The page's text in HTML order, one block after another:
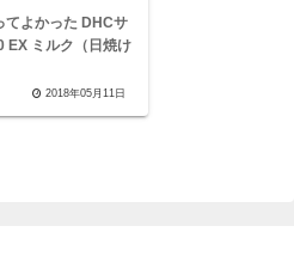
てよかった DHCサ
EX ミルク（日焼け
2018年05月11日